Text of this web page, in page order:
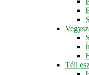
Téli